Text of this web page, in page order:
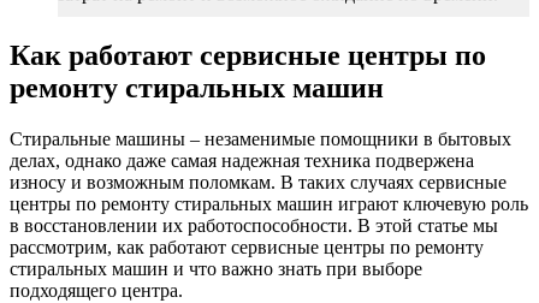
Как работают сервисные центры по
ремонту стиральных машин
Стиральные машины – незаменимые помощники в бытовых
делах, однако даже самая надежная техника подвержена
износу и возможным поломкам. В таких случаях сервисные
центры по ремонту стиральных машин играют ключевую роль
в восстановлении их работоспособности. В этой статье мы
рассмотрим, как работают сервисные центры по ремонту
стиральных машин и что важно знать при выборе
подходящего центра.